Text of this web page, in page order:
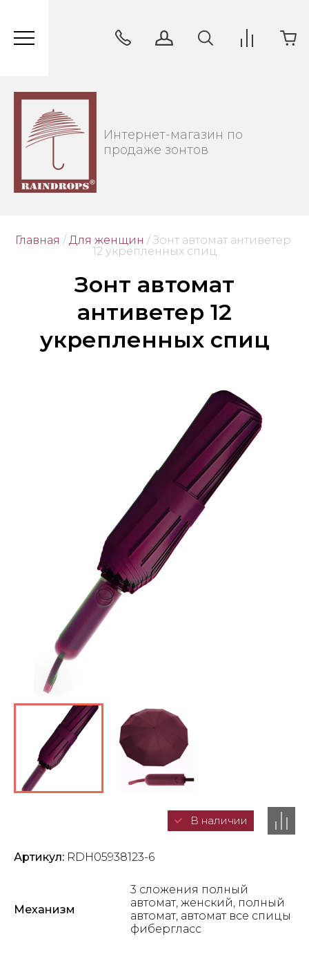
Интернет-магазин по
продаже зонтов
Главная / Для женщин / Зонт автомат антиветер
12 укрепленных спиц
Зонт автомат
антиветер 12
укрепленных спиц
В наличии
Артикул: RDH05938123-6
Механизм
3 сложения полный
автомат, женский, полный
автомат, автомат все спицы
фибергласс